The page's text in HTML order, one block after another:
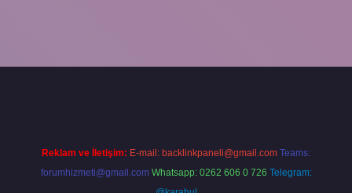
Reklam ve İletişim: E-mail: backlinkpaneli@gmail.com Teams:
forumhizmeti@gmail.com Whatsapp: 0262 606 0 726 Telegram: